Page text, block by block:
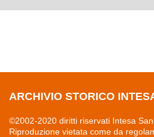
ARCHIVIO STORICO
©2002-2020 diritti riservati Intesa
Riproduzione vietata come da